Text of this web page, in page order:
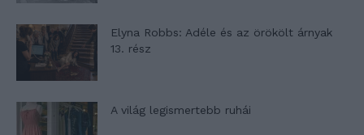
Elyna Robbs: Adéle és az örökölt árnyak
13. rész
A világ legismertebb ruhái